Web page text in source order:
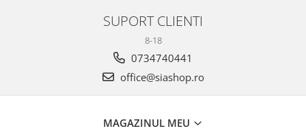
SUPORT CLIENTI
8-18
0734740441
office@siashop.ro
MAGAZINUL MEU